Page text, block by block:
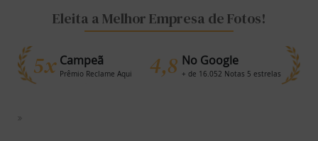
Eleita a Melhor Empresa de Fotos!
5x Campeã
Prêmio Reclame Aqui 4,8 No Google
+ de 16.052 Notas 5 estrelas